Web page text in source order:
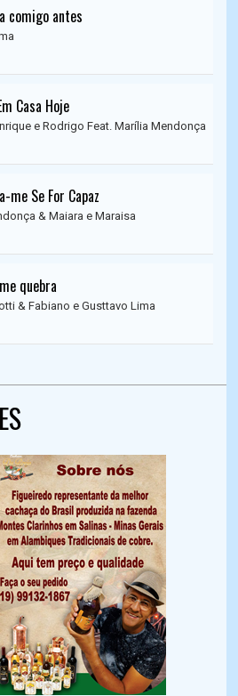
comigo antes
Casa Hoje
e Rodrigo Feat. Marília Mendonça
me Se For Capaz
& Maiara e Maraisa
quebra
& Fabiano e Gusttavo Lima